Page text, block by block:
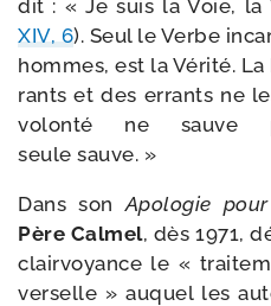
dit : « Je suis la Voie,
XIV, 6). Seul le Verbe
hommes, est la Vérité.
rants et des errants ne
volon­té ne sauve
seule sauve. »
Dans sonApologie
Père Calmel, dès 1971,
clair­voyance le «
ver­selle » auquel les